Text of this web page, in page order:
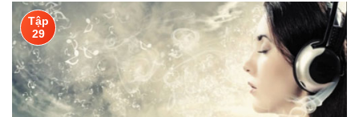
Tập
29